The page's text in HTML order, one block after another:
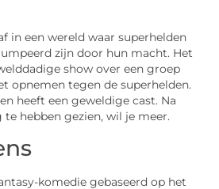
in een wereld waar superhelden
zijn door hun macht. Het
show over een groep
opnemen tegen de superhelden.
heeft een geweldige cast. Na
te hebben gezien, wil je meer.
komedie gebaseerd op het